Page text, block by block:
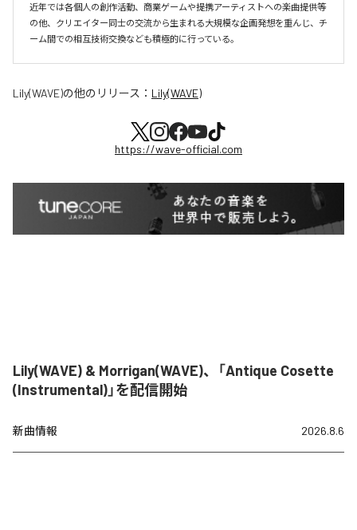
近年では各個人の創作活動、商業ゲームや提携アーティストへの楽曲提供等
の他、クリエイター同士の交流から生まれる大規模な企画発想を重んじ、チ
ーム間での相互技術交換なども積極的に行っている。
Lily(WAVE)の他のリリース： Lily(WAVE)
https://wave-official.com
Lily(WAVE) & Morrigan(WAVE)、「Antique Cosette
(Instrumental)」を配信開始
新曲情報 2026.8.6